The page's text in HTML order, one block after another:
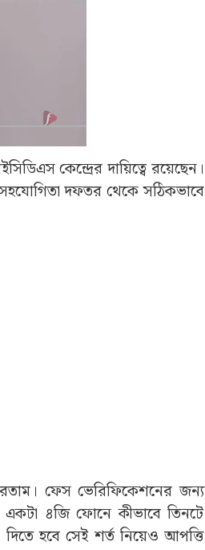
কেন্দ্রের দায়িত্বে রয়েছেন।
দফতর থেকে সঠিকভাবে
ফেস ভেরিফিকেশনের জন্য
৪জি ফোনে কীভাবে তিনটে
হবে সেই শর্ত নিয়েও আপত্তি